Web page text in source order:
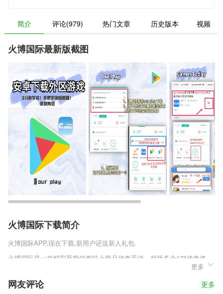
简介 评论(979) 热门文章 历史版本 视频
火博国际最新版截图
火博国际下载简介
火博国际APP,现在下载,新用户还送新人礼包.
火博国际是一款精彩至极的趣味小极品传奇手游，超版多个176传奇体
验，让玩家们享受无限精彩的传奇瞬间，顶级的战斗玩法，超棒的奇幻旅
程，让玩家们享受精彩的奇幻瞬间。超多福利免费获取，感受传奇游戏本
质的超强魅力。
更多
网友评论 更多